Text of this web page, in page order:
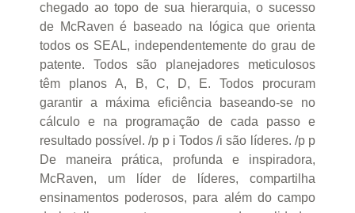
chegado ao topo de sua hierarquia, o sucesso
de McRaven é baseado na lógica que orienta
todos os SEAL, independentemente do grau de
patente. Todos são planejadores meticulosos
têm planos A, B, C, D, E. Todos procuram
garantir a máxima eficiência baseando-se no
cálculo e na programação de cada passo e
resultado possível. /p p i Todos /i são líderes. /p p
De maneira prática, profunda e inspiradora,
McRaven, um líder de líderes, compartilha
ensinamentos poderosos, para além do campo